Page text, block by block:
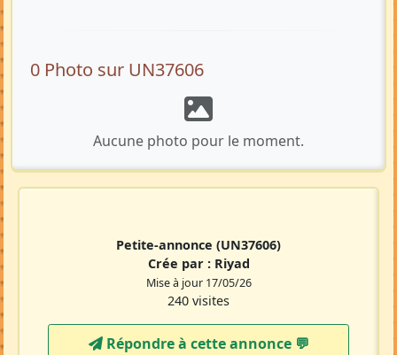
0 Photo sur UN37606
Aucune photo pour le moment.
Petite-annonce (UN37606)
Crée par : Riyad
Mise à jour 17/05/26
240 visites
Répondre à cette annonce 💬​